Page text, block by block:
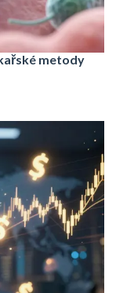
metody